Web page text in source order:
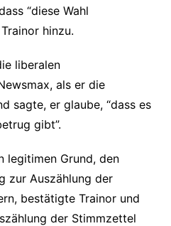
“diese Wahl
hinzu.
liberalen
als er die
sagte, er glaube, “dass es
gibt”.
legitimen Grund, den
zur Auszählung der
bestätigte Trainor und
der Stimmzettel